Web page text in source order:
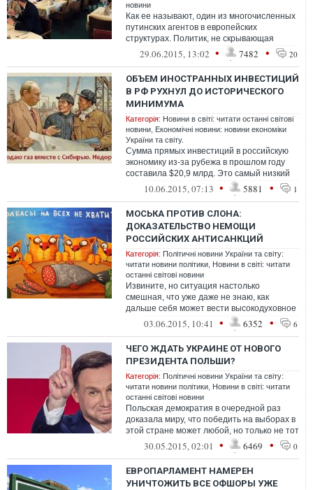
новини
Как ее называют, один из многочисленных
путинских агентов в европейских
структурах. Политик, не скрывающая
ксенофобских и гомофобских взглядов.
29.06.2015, 13:02 • 7482 • 20
ОБЪЕМ ИНОСТРАННЫХ ИНВЕСТИЦИЙ
В РФ РУХНУЛ ДО ИСТОРИЧЕСКОГО
МИНИМУМА
Категорія: Новини в світі: читати останні світові
новини Економічні новини: новини економіки
України та світу.
Сумма прямых инвестиций в российскую
экономику из-за рубежа в прошлом году
составила $20,9 млрд. Это самый низкий
уровень за всю историю России - не п...
10.06.2015, 07:13 • 5881 • 1
МОСЬКА ПРОТИВ СЛОНА:
ДОКАЗАТЕЛЬСТВО НЕМОЩИ
РОССИЙСКИХ АНТИСАНКЦИЙ
Категорія: Політичні новини України та світу:
читати новини політики Новини в світі: читати
останні світові новини
Извините, но ситуация настолько
смешная, что уже даже не знаю, как
дальше себя может вести высокодуховное
недоразумение на внешнеполитической
03.06.2015, 10:41 • 6352 • 6
ЧЕГО ЖДАТЬ УКРАИНЕ ОТ НОВОГО
ПРЕЗИДЕНТА ПОЛЬШИ?
Категорія: Політичні новини України та світу:
читати новини політики Новини в світі: читати
останні світові новини
Польская демократия в очередной раз
доказала миру, что победить на выборах в
этой стране может любой, но только не тот
единственный, кто уверенно лиди...
30.05.2015, 02:01 • 6469 • 0
ЕВРОПАРЛАМЕНТ НАМЕРЕН
УНИЧТОЖИТЬ ВСЕ ОФШОРЫ УЖЕ